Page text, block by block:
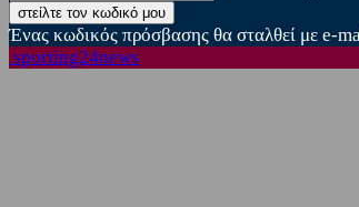
Ένας κωδικός πρόσβασης θα σταλθεί με e-
sporting24news